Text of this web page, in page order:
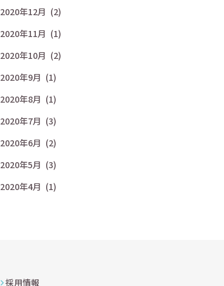
2020年12月 (2)
2020年11月 (1)
2020年10月 (2)
2020年9月 (1)
2020年8月 (1)
2020年7月 (3)
2020年6月 (2)
2020年5月 (3)
2020年4月 (1)
採用情報